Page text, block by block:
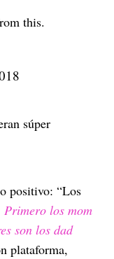
this.
súper
positivo: “Los
Primero los mom
son los dad
plataforma,